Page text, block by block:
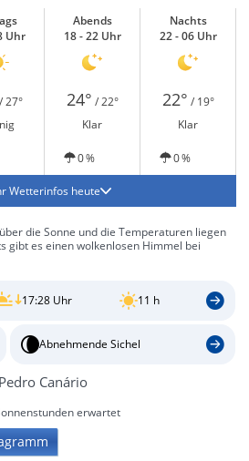
Uhr
Abends
18 - 22 Uhr
Nachts
22 - 06 Uhr
/ 27° 24° / 22° 22° / 19°
Klar Klar
0 % 0 %
Wetterinfos heute
die Sonne und die Temperaturen liegen
gibt es einen wolkenlosen Himmel bei
17:28 Uhr 11 h
Abnehmende Sichel
Canário
erwartet